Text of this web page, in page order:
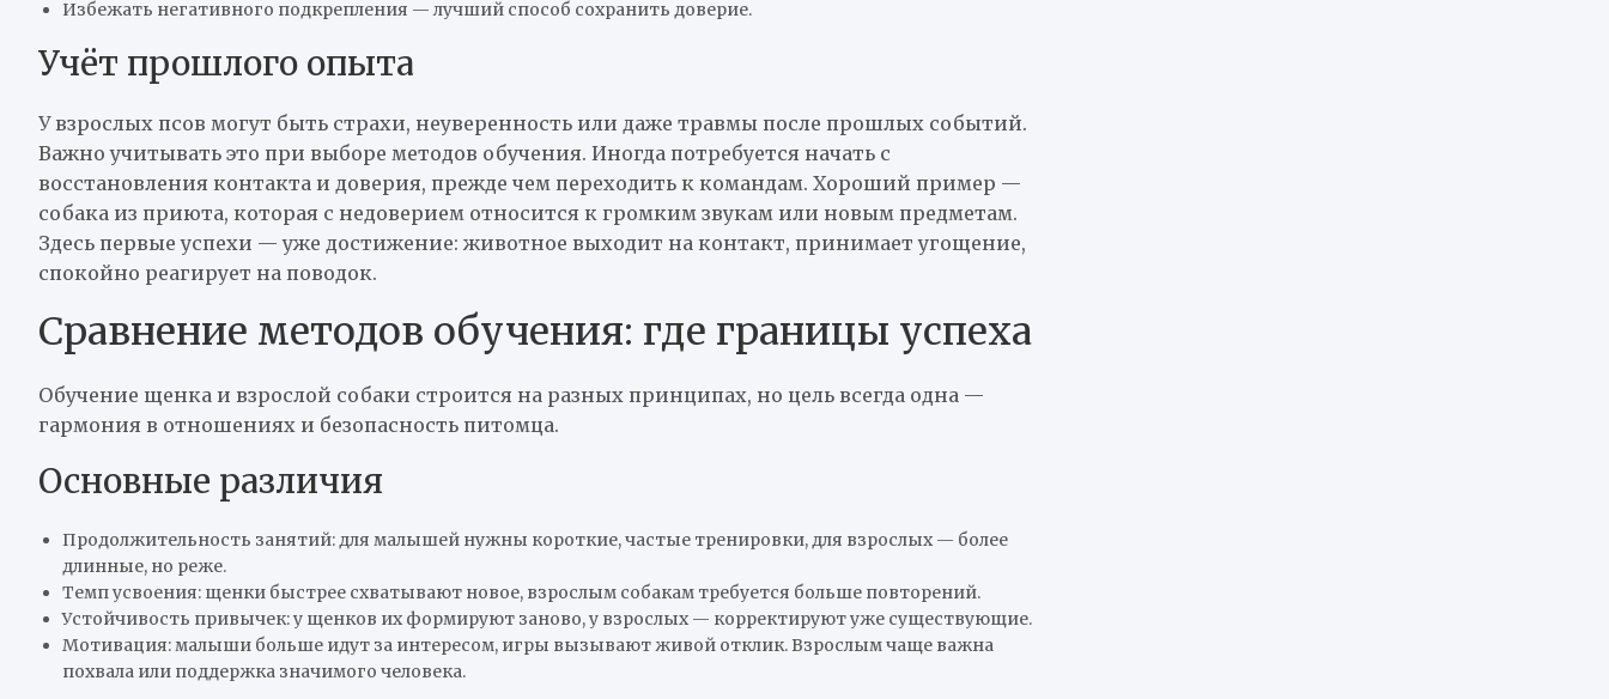
Избежать негативного подкрепления — лучший способ сохранить доверие.
Учёт прошлого опыта
У взрослых псов могут быть страхи, неуверенность или даже травмы после прошлых событий.
Важно учитывать это при выборе методов обучения. Иногда потребуется начать с
восстановления контакта и доверия, прежде чем переходить к командам. Хороший пример —
собака из приюта, которая с недоверием относится к громким звукам или новым предметам.
Здесь первые успехи — уже достижение: животное выходит на контакт, принимает угощение,
спокойно реагирует на поводок.
Сравнение методов обучения: где границы успеха
Обучение щенка и взрослой собаки строится на разных принципах, но цель всегда одна —
гармония в отношениях и безопасность питомца.
Основные различия
Продолжительность занятий: для малышей нужны короткие, частые тренировки, для взрослых — более
длинные, но реже.
Темп усвоения: щенки быстрее схватывают новое, взрослым собакам требуется больше повторений.
Устойчивость привычек: у щенков их формируют заново, у взрослых — корректируют уже существующие.
Мотивация: малыши больше идут за интересом, игры вызывают живой отклик. Взрослым чаще важна
похвала или поддержка значимого человека.